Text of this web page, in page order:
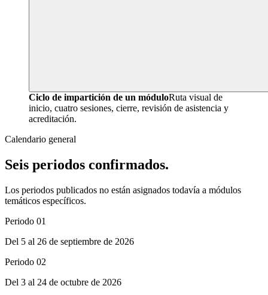
Ciclo de impartición de un móduloRuta visual de
inicio, cuatro sesiones, cierre, revisión de asistencia y
acreditación.
Calendario general
Seis periodos confirmados.
Los periodos publicados no están asignados todavía a módulos
temáticos específicos.
Periodo 01
Del 5 al 26 de septiembre de 2026
Periodo 02
Del 3 al 24 de octubre de 2026